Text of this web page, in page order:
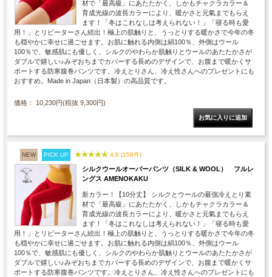
材で「最高級」にあたたかく、しかもチャクラカラー＆
育成光線の波長カラーにより、暖かさと元氣までもらえ
ます！「冬はこれなしは考えられない！」「寝る時も愛
用！」とリピーターさん続出！極上の肌触りと、うっとりする暖かさで今年の冬
も穏やかに幸せに過ごせます。お肌に触れる内側は絹100％、外側はウール
100％で、敏感肌にも優しく、シルクのやわらか肌触りとウールのあたたかさが
ダブルで嬉しい♪みぞおちまでカバーする長めのデザインで、お腹まで暖かくサ
ポートする防寒腹巻パンツです。冷えとりさん、冷え性さんへのプレゼントにも
おすすめ。Made in Japan（日本製）の高品質です。
価格： 10,230円(税抜 9,300円)
NEW PICK UP 4.8 (158件)
シルクウールオーバーパンツ（SILK & WOOL） フルレ
ングス AMENOKAKU
新カラー！【10分丈】 シルクとウールの最強冷えとり素
材で「最高級」にあたたかく、しかもチャクラカラー＆
育成光線の波長カラーにより、暖かさと元氣までもらえ
ます！「冬はこれなしは考えられない！」「寝る時も愛
用！」とリピーターさん続出！極上の肌触りと、うっとりする暖かさで今年の冬
も穏やかに幸せに過ごせます。お肌に触れる内側は絹100％、外側はウール
100％で、敏感肌にも優しく、シルクのやわらか肌触りとウールのあたたかさが
ダブルで嬉しい♪みぞおちまでカバーする長めのデザインで、お腹まで暖かくサ
ポートする防寒腹巻パンツです。冷えとりさん、冷え性さんへのプレゼントにも